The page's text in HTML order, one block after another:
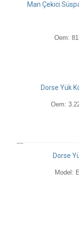
Man Çekici
Oem:
Dorse Yük
Oem:
Dorse
Model: